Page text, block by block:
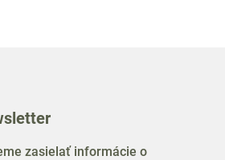
zasielať informácie o